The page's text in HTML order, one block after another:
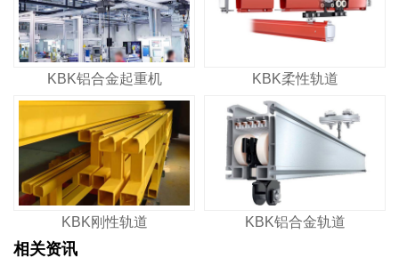
KBK铝合金起重机 KBK柔性轨道
KBK刚性轨道 KBK铝合金轨道
相关资讯